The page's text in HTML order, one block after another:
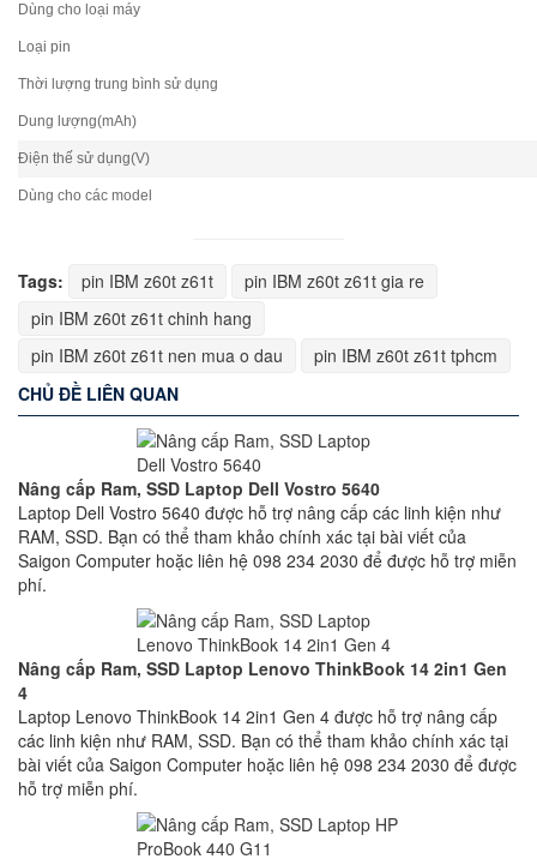
Dùng cho loại máy
Loại pin
Thời lượng trung bình sử dụng
Dung lượng(mAh)
Điện thế sử dụng(V)
Dùng cho các model
Tags: pin IBM z60t z61t
pin IBM z60t z61t gia re
pin IBM z60t z61t chinh hang
pin IBM z60t z61t nen mua o dau
pin IBM z60t z61t tphcm
CHỦ ĐỀ LIÊN QUAN
Nâng cấp Ram, SSD Laptop Dell Vostro 5640
Laptop Dell Vostro 5640 được hỗ trợ nâng cấp các linh kiện như
RAM, SSD. Bạn có thể tham khảo chính xác tại bài viết của
Saigon Computer hoặc liên hệ 098 234 2030 để được hỗ trợ miễn
phí.
Nâng cấp Ram, SSD Laptop Lenovo ThinkBook 14 2in1 Gen
4
Laptop Lenovo ThinkBook 14 2in1 Gen 4 được hỗ trợ nâng cấp
các linh kiện như RAM, SSD. Bạn có thể tham khảo chính xác tại
bài viết của Saigon Computer hoặc liên hệ 098 234 2030 để được
hỗ trợ miễn phí.